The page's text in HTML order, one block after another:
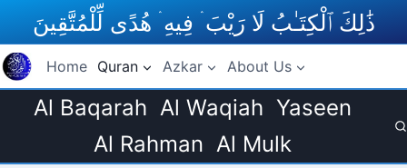
content
ذَٰلِكَ ٱلْكِتَـٰبُ لَا رَيْبَ ۛ فِيهِ ۛ هُدًى لِّلْمُتَّقِينَ
Home Quran Azkar About Us
Al Baqarah Al Waqiah Yaseen
Al Rahman Al Mulk